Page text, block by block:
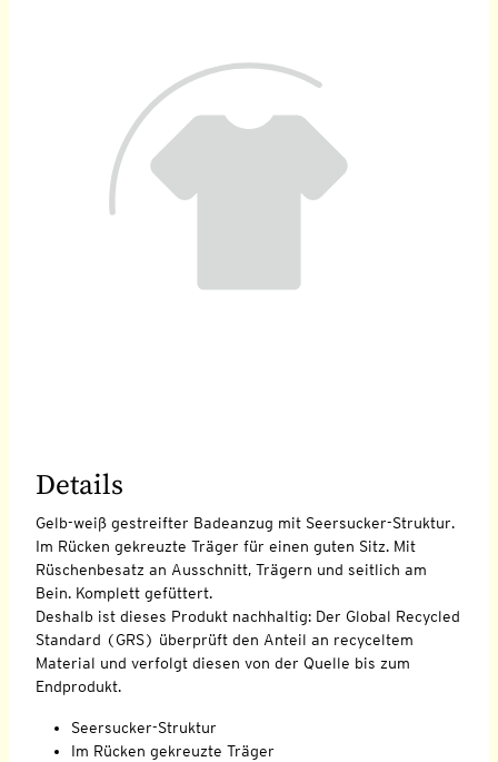
Details
Gelb-weiß gestreifter Badeanzug mit Seersucker-Struktur.
Im Rücken gekreuzte Träger für einen guten Sitz. Mit
Rüschenbesatz an Ausschnitt, Trägern und seitlich am
Bein. Komplett gefüttert.
Deshalb ist dieses Produkt nachhaltig: Der Global Recycled
Standard (GRS) überprüft den Anteil an recyceltem
Material und verfolgt diesen von der Quelle bis zum
Endprodukt.
Seersucker-Struktur
Im Rücken gekreuzte Träger